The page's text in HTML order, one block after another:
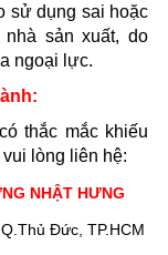
sử dụng sai hoặc
sản xuất, do
ngoại lực.
thắc mắc khiếu
lòng liên hệ:
NHẬT HƯNG
Đức, TP.HCM